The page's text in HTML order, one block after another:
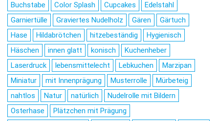
Buchstabe
Color Splash Cupcakes
Edelstahl
Garniertülle
Graviertes Nudelholz Gären
Gärtuch
Hase
Hildabrötchen hitzebeständig
Hygienisch
Häschen
innen glatt konisch
Kuchenheber
Laserdruck
lebensmittelecht Lebkuchen
Marzipan
Miniatur
mit Innenprägung Musterrolle
Mürbeteig
nahtlos
Natur natürlich
Nudelrolle mit Bildern
Osterhase
Plätzchen mit Prägung